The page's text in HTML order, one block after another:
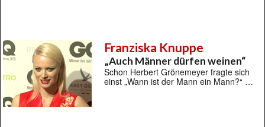
Franziska Knuppe
„Auch Männer dürfen weinen“
Schon Herbert Grönemeyer fragte sich
einst „Wann ist der Mann ein Mann?“ …